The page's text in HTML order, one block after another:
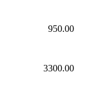
950.00
3300.00